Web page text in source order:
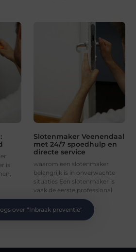
is
Slotenmaker Veenendaal
met 24/7 spoedhulp en
directe service
waarom een slotenmaker
belangrijk is in onverwachte
situaties Een slotenmaker is
vaak de eerste professional
over "Inbraak preventie"